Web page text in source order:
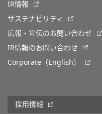
IR情報
サステナビリティ
広報・宣伝のお問い合わせ
IR情報のお問い合わせ
Corporate（English）
採用情報